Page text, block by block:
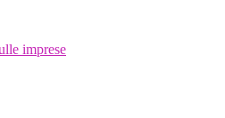
imprese